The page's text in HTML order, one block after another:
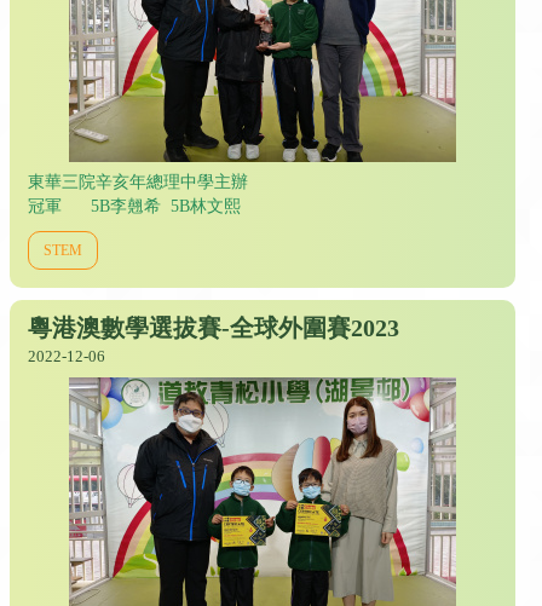
東華三院辛亥年總理中學主辦
冠軍 5B李翹希 5B林文熙
STEM
粵港澳數學選拔賽-全球外圍賽2023
2022-12-06